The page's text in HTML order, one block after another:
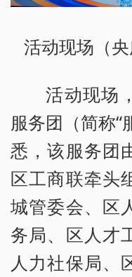
活动现场（央
活动现场
服务团（简称“
悉，该服务团
区工商联牵头
城管委会、区
务局、区人才
人力社保局、